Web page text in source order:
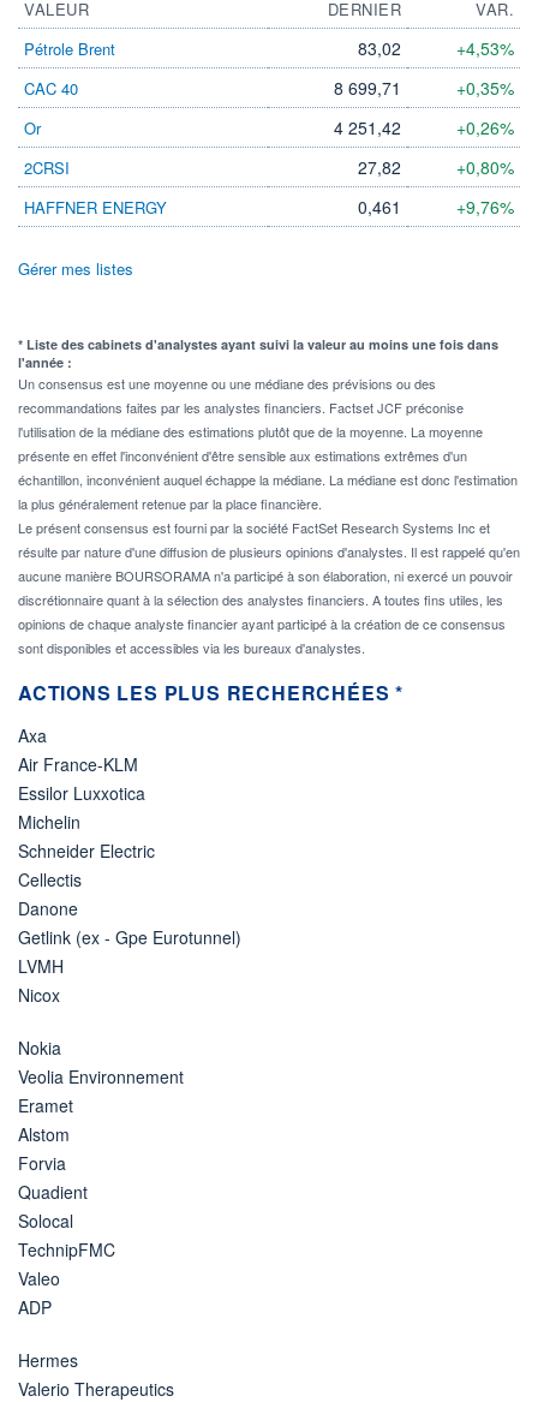
VALEUR DERNIER
VAR.
Pétrole Brent
83,02 +4,53%
CAC 40 8 699,71 +0,35%
Or 4 251,42 +0,26%
2CRSI 27,82 +0,80%
HAFFNER ENERGY 0,461 +9,76%
Gérer mes listes
* Liste des cabinets d'analystes ayant suivi la valeur au moins une fois dans
l'année :
Un consensus est une moyenne ou une médiane des prévisions ou des
recommandations faites par les analystes financiers. Factset JCF préconise
l'utilisation de la médiane des estimations plutôt que de la moyenne. La moyenne
présente en effet l'inconvénient d'être sensible aux estimations extrêmes d'un
échantillon, inconvénient auquel échappe la médiane. La médiane est donc l'estimation
la plus généralement retenue par la place financière.
Le présent consensus est fourni par la société FactSet Research Systems Inc et
résulte par nature d'une diffusion de plusieurs opinions d'analystes. Il est rappelé qu'en
aucune manière BOURSORAMA n'a participé à son élaboration, ni exercé un pouvoir
discrétionnaire quant à la sélection des analystes financiers. A toutes fins utiles, les
opinions de chaque analyste financier ayant participé à la création de ce consensus
sont disponibles et accessibles via les bureaux d'analystes.
ACTIONS LES PLUS RECHERCHÉES *
Axa
Air France-KLM
Essilor Luxxotica
Michelin
Schneider Electric
Cellectis
Danone
Getlink (ex - Gpe Eurotunnel)
LVMH
Nicox
Nokia
Veolia Environnement
Eramet
Alstom
Forvia
Quadient
Solocal
TechnipFMC
Valeo
ADP
Hermes
Valerio Therapeutics